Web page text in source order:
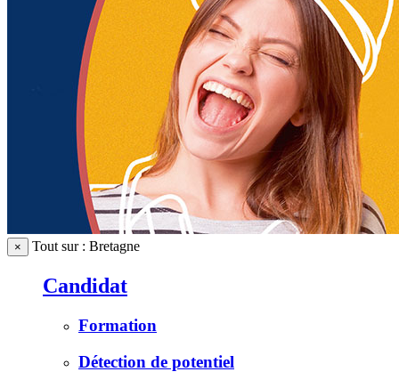
× Tout sur : Bretagne
Candidat
Formation
Détection de potentiel